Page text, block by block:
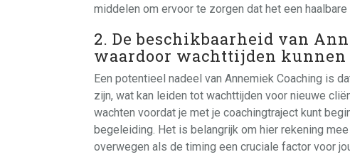
middelen om ervoor te zorgen dat het een
2. De beschikbaarheid van
waardoor wachttijden kunnen
Een potentieel nadeel van Annemiek Coaching is
zijn, wat kan leiden tot wachttijden voor nieuwe
wachten voordat je met je coachingtraject kunt
begeleiding. Het is belangrijk om hier rekening
overwegen als de timing een cruciale factor voor